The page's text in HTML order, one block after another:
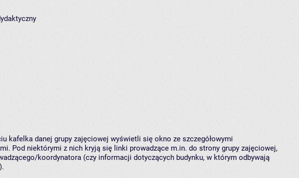
kafelka danej grupy zajęciowej wyświetli się okno ze szczegółowymi
Pod niektórymi z nich kryją się linki prowadzące m.in. do strony grupy zajęciowej,
koordynatora (czy informacji dotyczących budynku, w którym odbywają